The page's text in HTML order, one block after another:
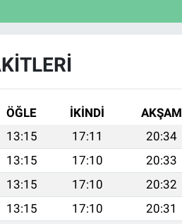
ÖĞLE İKINDI AKŞAM
13:15 17:11 20:34
13:15 17:10 20:33
13:15 17:10 20:32
13:15 17:10 20:31